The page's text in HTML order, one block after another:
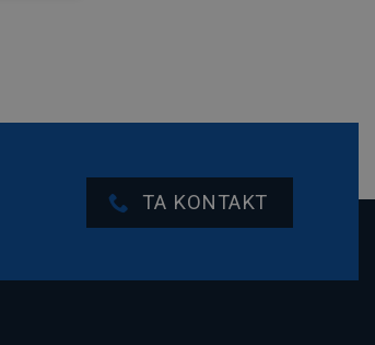
TA KONTAKT